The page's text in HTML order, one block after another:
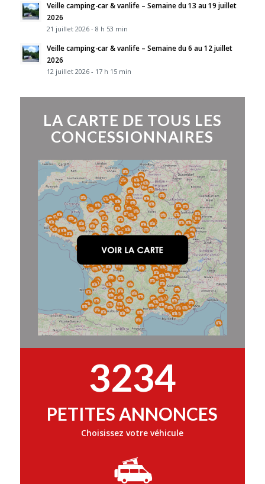
Veille camping-car & vanlife – Semaine du 13 au 19 juillet
2026
21 juillet 2026 - 8 h 53 min
Veille camping-car & vanlife – Semaine du 6 au 12 juillet
2026
12 juillet 2026 - 17 h 15 min
LA CARTE DE TOUS LES
CONCESSIONNAIRES
3234
PETITES ANNONCES
Choisissez votre véhicule